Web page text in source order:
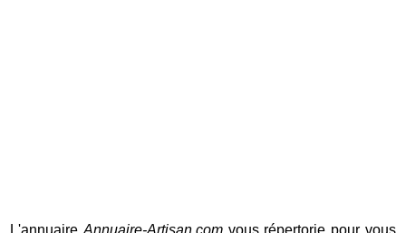
L'annuaire Annuaire-Artisan.comvous répertorie pour vous